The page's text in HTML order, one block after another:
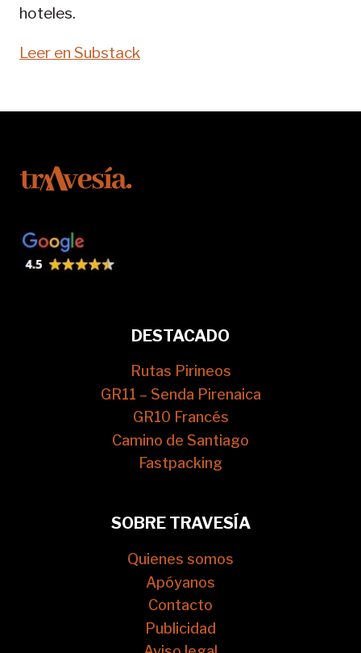
hoteles.
Leer en Substack
DESTACADO
Rutas Pirineos
GR11 – Senda Pirenaica
GR10 Francés
Camino de Santiago
Fastpacking
SOBRE TRAVESÍA
Quienes somos
Apóyanos
Contacto
Publicidad